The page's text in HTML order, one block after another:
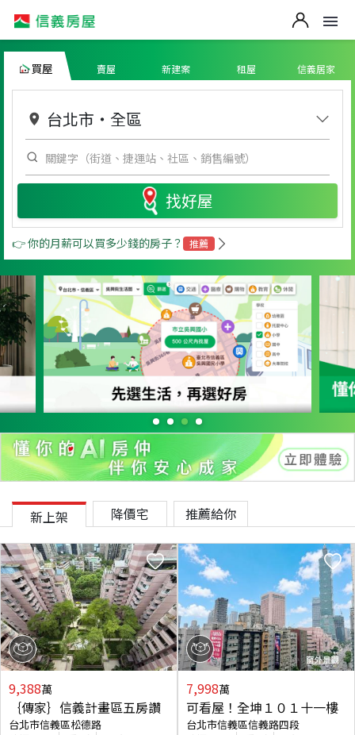
買屋 賣屋 新建案 租屋 信義居家
台北市 ・ 全區
找好屋
👉 你的月薪可以買多少錢的房子？ 推薦
新上架 降價宅 推薦給你
9,388萬
｛傳家｝信義計畫區五房讚
台北市信義區松德路
7,998萬
可看屋！全坤１０１十一樓
台北市信義區信義路四段